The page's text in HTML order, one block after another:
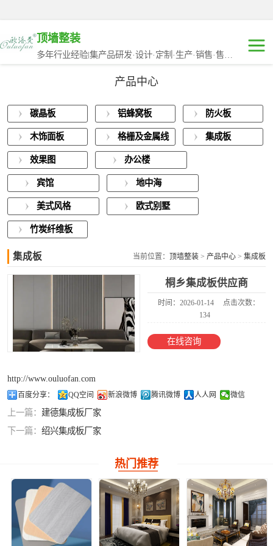
顶墙整装
产品中心
碳晶板 铝蜂窝板 防火板
木饰面板
格栅及金属线
条
集成板
效果图 办公楼
宾馆 地中海
美式风格 欧式别墅
竹炭纤维板
集成板 当前位置： 顶墙整装 > 产品中心 > 集成板
桐乡集成板供应商
时间：2026-01-14
点击次数：
134
在线咨询
http://www.ouluofan.com
百度分享： QQ空间 新浪微博 腾讯微博 人人网 微信
上一篇： 建德集成板厂家
下一篇： 绍兴集成板厂家
热门推荐
铝蜂窝板
防火板
木饰面板
格栅及金属线条
集成板
效果图